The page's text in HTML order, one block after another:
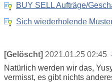
BUY SELL Aufträge/
Sich wiederholende
[Gelöscht] 2021.01.25 02:45
Natürlich werden wir das,
vermisst, es gibt nichts